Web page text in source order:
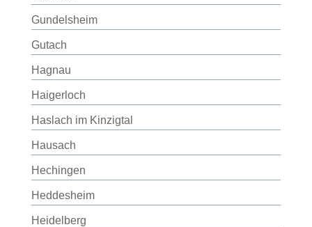
Gundelsheim
Gutach
Hagnau
Haigerloch
Haslach im Kinzigtal
Hausach
Hechingen
Heddesheim
Heidelberg